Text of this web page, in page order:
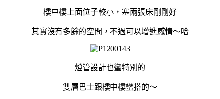
樓中樓上面位子較小，塞兩張床剛剛好
其實沒有多餘的空間，不過可以增進感情～哈
燈管設計也蠻特別的
雙層巴士跟樓中樓蠻搭的～